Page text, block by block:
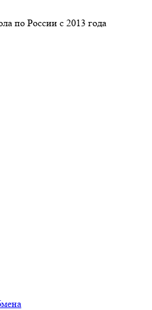
по России с 2013 года